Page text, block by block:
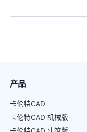
产品
卡伦特CAD
卡伦特CAD 机械版